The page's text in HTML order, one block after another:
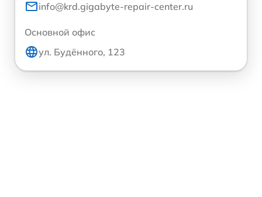
info@krd.gigabyte-repair-center.ru
Основной офис
ул. Будённого, 123